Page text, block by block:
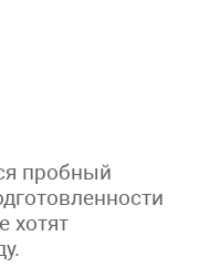
пробный
хотят